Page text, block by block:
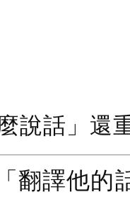
說話」還
翻譯他的